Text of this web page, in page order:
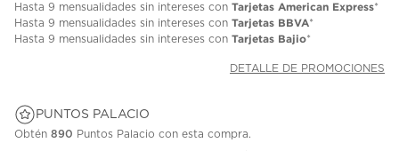
Hasta 9 mensualidades sin intereses con Tarjetas American Express*
Hasta 9 mensualidades sin intereses con Tarjetas BBVA*
Hasta 9 mensualidades sin intereses con Tarjetas Bajio*
DETALLE DE PROMOCIONES
PUNTOS PALACIO
Obtén 890 Puntos Palacio con esta compra.